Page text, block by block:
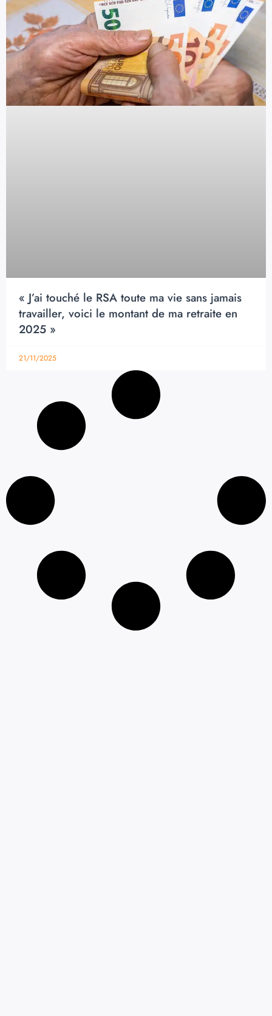
« J’ai touché le RSA toute ma vie sans jamais
travailler, voici le montant de ma retraite en
2025 »
21/11/2025